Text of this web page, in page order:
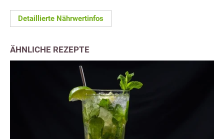
Detaillierte Nährwertinfos
ÄHNLICHE REZEPTE